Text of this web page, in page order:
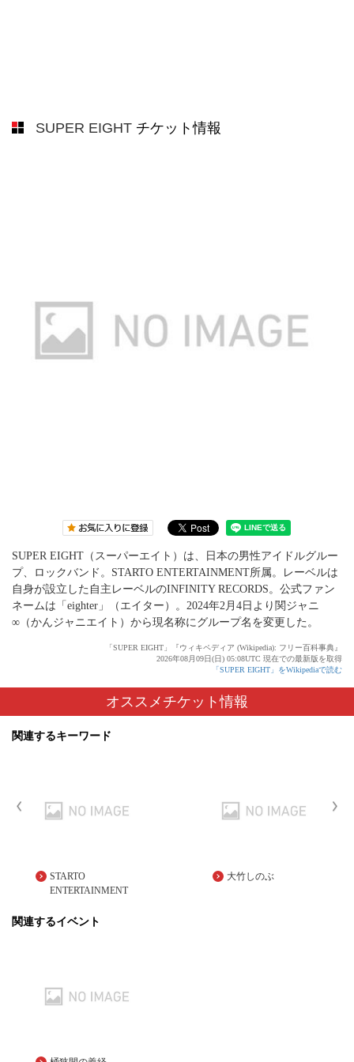
SUPER EIGHT チケット情報
SUPER EIGHT（スーパーエイト）は、日本の男性アイドルグルー
プ、ロックバンド。STARTO ENTERTAINMENT所属。レーベルは
自身が設立した自主レーベルのINFINITY RECORDS。公式ファン
ネームは「eighter」（エイター）。2024年2月4日より関ジャニ
∞（かんジャニエイト）から現名称にグループ名を変更した。
「SUPER EIGHT」『ウィキペディア (Wikipedia): フリー百科事典』
2026年08月09日(日) 05:08UTC 現在での最新版を取得
「SUPER EIGHT」をWikipediaで読む
オススメチケット情報
関連するキーワード
STARTO
ENTERTAINMENT
大竹しのぶ
関連するイベント